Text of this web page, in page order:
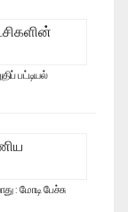
பட்டியல்
: மோடி பேச்சு